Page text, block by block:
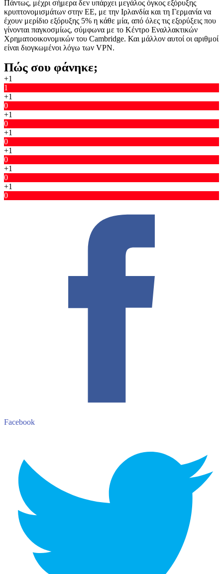
Πάντως, μέχρι σήμερα δεν υπάρχει μεγάλος όγκος εξόρυξης
κρυπτονομισμάτων στην ΕΕ, με την Ιρλανδία και τη Γερμανία να
έχουν μερίδιο εξόρυξης 5% η κάθε μία, από όλες τις εξορύξεις που
γίνονται παγκοσμίως, σύμφωνα με το Κέντρο Εναλλακτικών
Χρηματοοικονομικών του Cambridge. Και μάλλον αυτοί οι αριθμοί
είναι διογκωμένοι λόγω των VPN.
Πώς σου φάνηκε;
+1
1
+1
0
+1
0
+1
0
+1
0
+1
0
+1
0
Facebook